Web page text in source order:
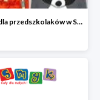
Plecaki dla przedszkolaków w Smyku do -40%